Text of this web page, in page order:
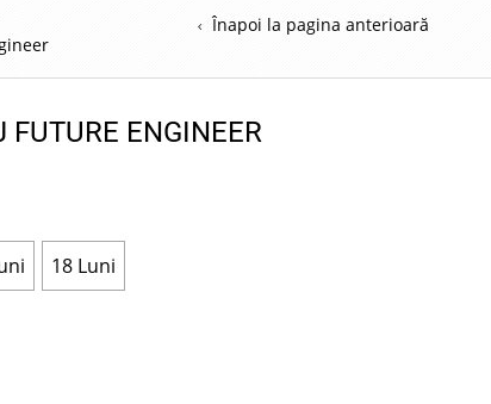
Înapoi la pagina anterioară
ENGINEER
18 Luni